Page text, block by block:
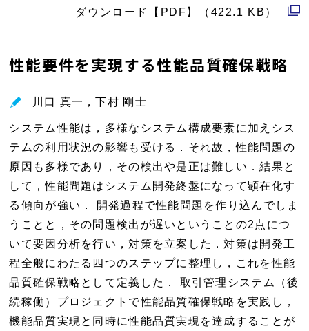
ダウンロード【PDF】（422.1 KB）
ィ
で
開
く
性能要件を実現する性能品質確保戦略
川口 真一，下村 剛士
システム性能は，多様なシステム構成要素に加えシス
テムの利用状況の影響も受ける．それ故，性能問題の
原因も多様であり，その検出や是正は難しい．結果と
して，性能問題はシステム開発終盤になって顕在化す
る傾向が強い． 開発過程で性能問題を作り込んでしま
うことと，その問題検出が遅いということの2点につ
いて要因分析を行い，対策を立案した．対策は開発工
程全般にわたる四つのステップに整理し，これを性能
品質確保戦略として定義した． 取引管理システム（後
続稼働）プロジェクトで性能品質確保戦略を実践し，
機能品質実現と同時に性能品質実現を達成することが